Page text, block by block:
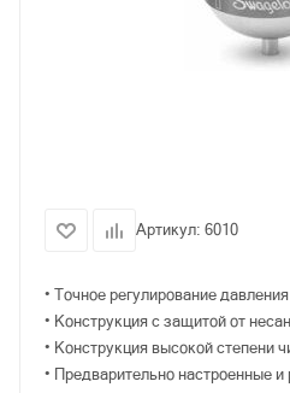
Артикул: 6010
• Точное регулирование давления
• Конструкция с защитой от
• Конструкция высокой степени
• Предварительно настроенные